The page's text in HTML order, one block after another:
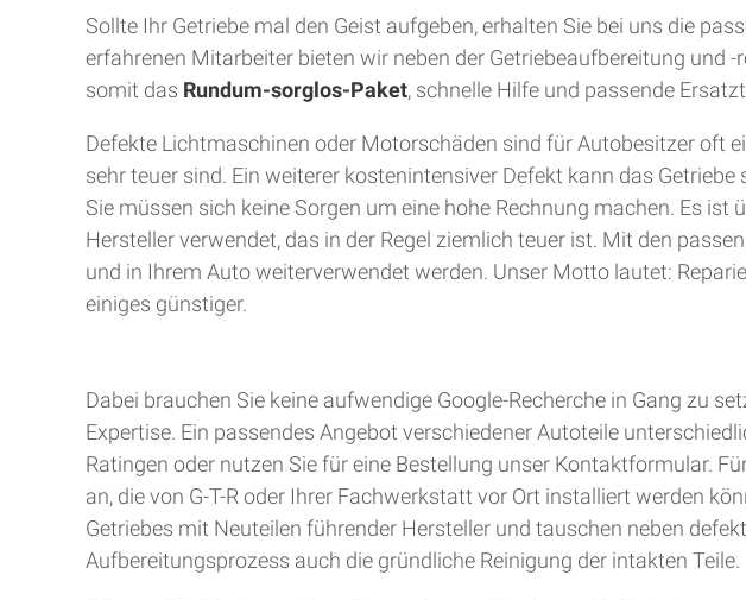
Sollte Ihr Getriebe mal den Geist aufgeben, erhalten Sie bei uns die
erfahrenen Mitarbeiter bieten wir neben der Getriebeaufbereitung und
somit das Rundum-sorglos-Paket, schnelle Hilfe und passende
Defekte Lichtmaschinen oder Motorschäden sind für Autobesitzer oft
sehr teuer sind. Ein weiterer kostenintensiver Defekt kann das
Sie müssen sich keine Sorgen um eine hohe Rechnung machen. Es
Hersteller verwendet, das in der Regel ziemlich teuer ist. Mit den
und in Ihrem Auto weiterverwendet werden. Unser Motto lautet:
einiges günstiger.
Dabei brauchen Sie keine aufwendige Google-Recherche in Gang zu
Expertise. Ein passendes Angebot verschiedener Autoteile
Ratingen oder nutzen Sie für eine Bestellung unser Kontaktformular.
an, die von G-T-R oder Ihrer Fachwerkstatt vor Ort installiert werden
Getriebes mit Neuteilen führender Hersteller und tauschen neben
Aufbereitungsprozess auch die gründliche Reinigung der intakten Teile.